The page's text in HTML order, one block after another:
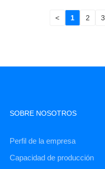
< 1 2 3
SOBRE NOSOTROS
Perfil de la empresa
Capacidad de producción